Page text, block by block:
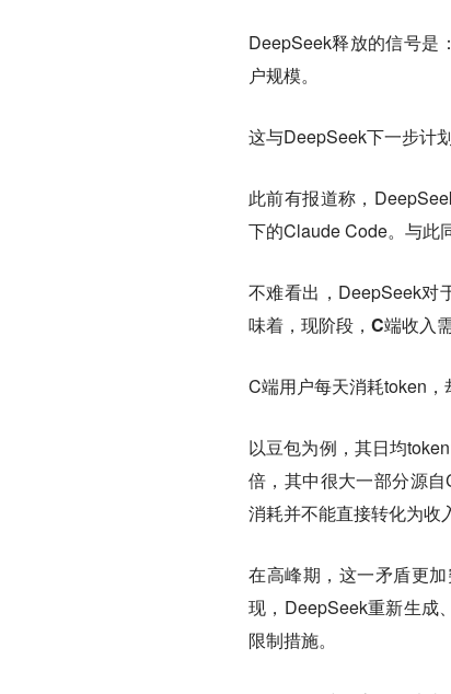
DeepSeek释放的信号是：
户规模。
这与DeepSeek下一步计
此前有报道称，
下的Claude Code。与此
不难看出，DeepSeek对
味着，现阶段， C端收入
C端用户每天消耗token，
以豆包为例，其日均
倍，其中很大一部分源
消耗并不能直接转化为收
在高峰期，这一矛盾更
现，DeepSeek重新生成
限制措施。